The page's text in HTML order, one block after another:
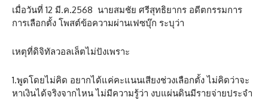
เมื่อวันที่ 12 มี.ค.2568 นายสมชัย ศรีสุทธิยากร อดีตกรรมการ
การเลือกตั้ง โพสต์ข้อความผ่านเฟซบุ๊ก ระบุว่า
เหตุที่ดิจิทัลวอลเล็ตไม่ปังเพราะ
1.พูดโดยไม่คิด อยากได้แค่คะแนนเสียงช่วงเลือกตั้ง ไม่คิดว่าจะ
หาเงินได้จริงจากไหน ไม่มีความรู้ว่า งบแผ่นดินมีรายจ่ายประจำ